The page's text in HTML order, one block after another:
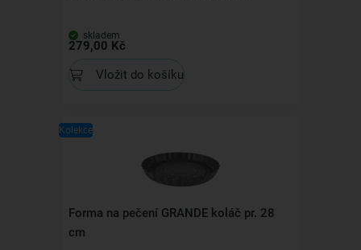
skladem
279,00 Kč
Vložit do košíku
Kolekce
Forma na pečení GRANDE koláč pr. 28
cm